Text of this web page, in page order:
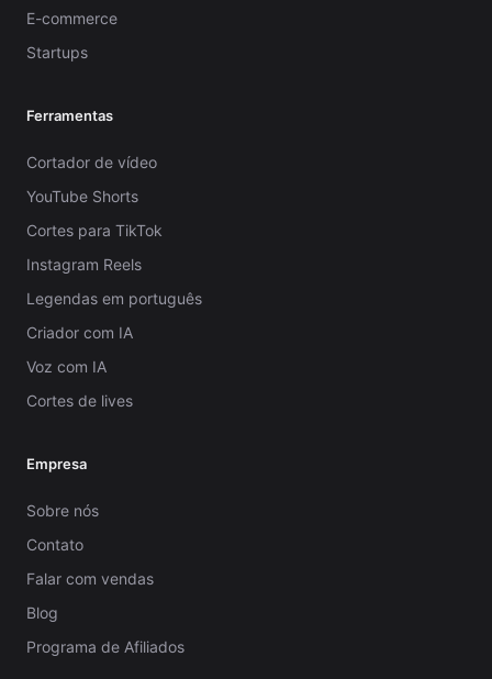
E-commerce
Startups
Ferramentas
Cortador de vídeo
YouTube Shorts
Cortes para TikTok
Instagram Reels
Legendas em português
Criador com IA
Voz com IA
Cortes de lives
Empresa
Sobre nós
Contato
Falar com vendas
Blog
Programa de Afiliados